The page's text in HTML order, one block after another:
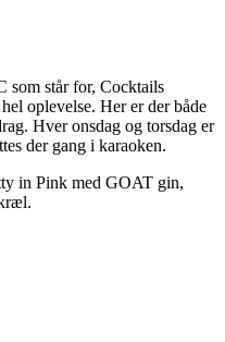
som står for, Cocktails
oplevelse. Her er der både
Hver onsdag og torsdag er
der gang i karaoken.
in Pink med GOAT gin,